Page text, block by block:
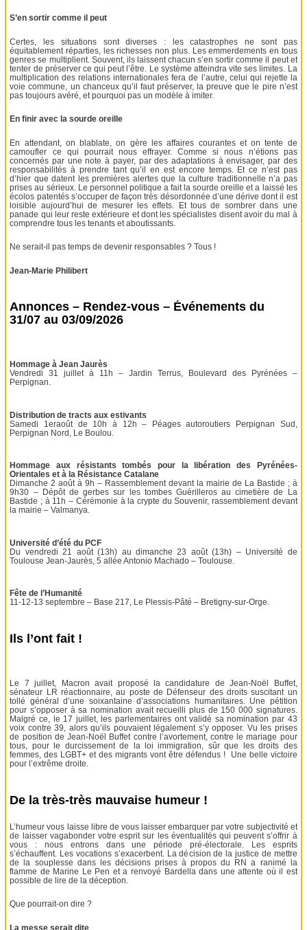
S’en sortir comme il peut
Certes, les situations sont diverses : les catastrophes ne sont pas
équitablement réparties, les richesses non plus. Les emmerdements en tous
genres se multiplient. Souvent, ils laissent chacun s’en sortir comme il peut et
tenter de préserver ce qui peut l’être. Le système atteindra vite ses limites. La
multiplication des relations internationales fera de l’autre, celui qui rejette la
voie commune, un chanceux qu’il faut préserver, la preuve que le pire n’est
pas toujours avéré, et pourquoi pas un modèle à imiter.
En finir avec la sourde oreille
En attendant, on blablate, on gère les affaires courantes et on tente de
camoufler ce qui pourrait nous effrayer. Comme si nous n’étions pas
concernés par une note à payer, par des adaptations à envisager, par des
responsabilités à prendre tant qu’il en est encore temps. Et ce n’est pas
d’hier que datent les premières alertes que la culture traditionnelle n’a pas
prises au sérieux. Le personnel politique a fait la sourde oreille et a laissé les
écolos patentés s’occuper de façon très désordonnée d’une dérive dont il est
loisible aujourd’hui de mesurer les effets. Et tous de sombrer dans une
panade qui leur reste extérieure et dont les spécialistes disent avoir du mal à
comprendre tous les tenants et aboutissants.
Ne serait-il pas temps de devenir responsables ? Tous !
Jean-Marie Philibert
Annonces – Rendez-vous – Événements du
31/07 au 03/09/2026
Hommage à Jean Jaurès
Vendredi 31 juillet à 11h – Jardin Terrus, Boulevard des Pyrénées –
Perpignan.
Distribution de tracts aux estivants
Samedi 1eraoût de 10h à 12h – Péages autoroutiers Perpignan Sud,
Perpignan Nord, Le Boulou.
Hommage aux résistants tombés pour la libération des Pyrénées-
Orientales et à la Résistance Catalane
Dimanche 2 août à 9h – Rassemblement devant la mairie de La Bastide ; à
9h30 – Dépôt de gerbes sur les tombes Guérilleros au cimetière de La
Bastide ; à 11h – Cérémonie à la crypte du Souvenir, rassemblement devant
la mairie – Valmanya.
Université d’été du PCF
Du vendredi 21 août (13h) au dimanche 23 août (13h) – Université de
Toulouse Jean-Jaurès, 5 allée Antonio Machado – Toulouse.
Fête de l’Humanité
11-12-13 septembre – Base 217, Le Plessis-Pâté – Bretigny-sur-Orge.
Ils l’ont fait !
Le 7 juillet, Macron avait proposé la candidature de Jean-Noël Buffet,
sénateur LR réactionnaire, au poste de Défenseur des droits suscitant un
tollé général d’une soixantaine d’associations humanitaires. Une pétition
pour s’opposer à sa nomination avait recueilli plus de 150 000 signatures.
Malgré ce, le 17 juillet, les parlementaires ont validé sa nomination par 43
voix contre 39, alors qu’ils pouvaient légalement s’y opposer. Vu les prises
de position de Jean-Noël Buffet contre l’avortement, contre le mariage pour
tous, pour le durcissement de la loi immigration, sûr que les droits des
femmes, des LGBT+ et des migrants vont être défendus ! Une belle victoire
pour l’extrême droite.
De la très-très mauvaise humeur !
L’humeur vous laisse libre de vous laisser embarquer par votre subjectivité et
de laisser vagabonder votre esprit sur les éventualités qui peuvent s’offrir à
vous : nous entrons dans une période pré-électorale. Les esprits
s’échauffent. Les vocations s’exacerbent. La décision de la justice de mettre
de la souplesse dans les décisions prises à propos du RN a ranimé la
flamme de Marine Le Pen et a renvoyé Bardella dans une attente où il est
possible de lire de la déception.
Que pourrait-on dire ?
La messe serait dite